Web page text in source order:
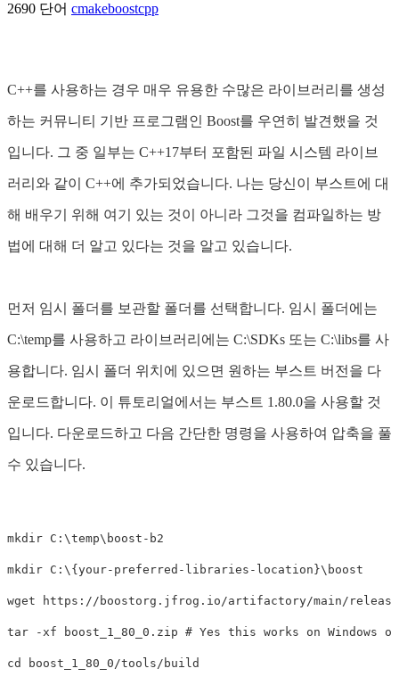
2690 단어 cmakeboostcpp
C++를 사용하는 경우 매우 유용한 수많은 라이브러리를 생성
하는 커뮤니티 기반 프로그램인 Boost를 우연히 발견했을 것
입니다. 그 중 일부는 C++17부터 포함된 파일 시스템 라이브
러리와 같이 C++에 추가되었습니다. 나는 당신이 부스트에 대
해 배우기 위해 여기 있는 것이 아니라 그것을 컴파일하는 방
법에 대해 더 알고 있다는 것을 알고 있습니다.
먼저 임시 폴더를 보관할 폴더를 선택합니다. 임시 폴더에는
C:\temp를 사용하고 라이브러리에는 C:\SDKs 또는 C:\libs를 사
용합니다. 임시 폴더 위치에 있으면 원하는 부스트 버전을 다
운로드합니다. 이 튜토리얼에서는 부스트 1.80.0을 사용할 것
입니다. 다운로드하고 다음 간단한 명령을 사용하여 압축을 풀
수 있습니다.
mkdir C: \temp\b
mkdir C: \{ your-preferred-libraries-location }\boost
tar -xf boost_1_80_0.zip # Yes this works on Windows
cd